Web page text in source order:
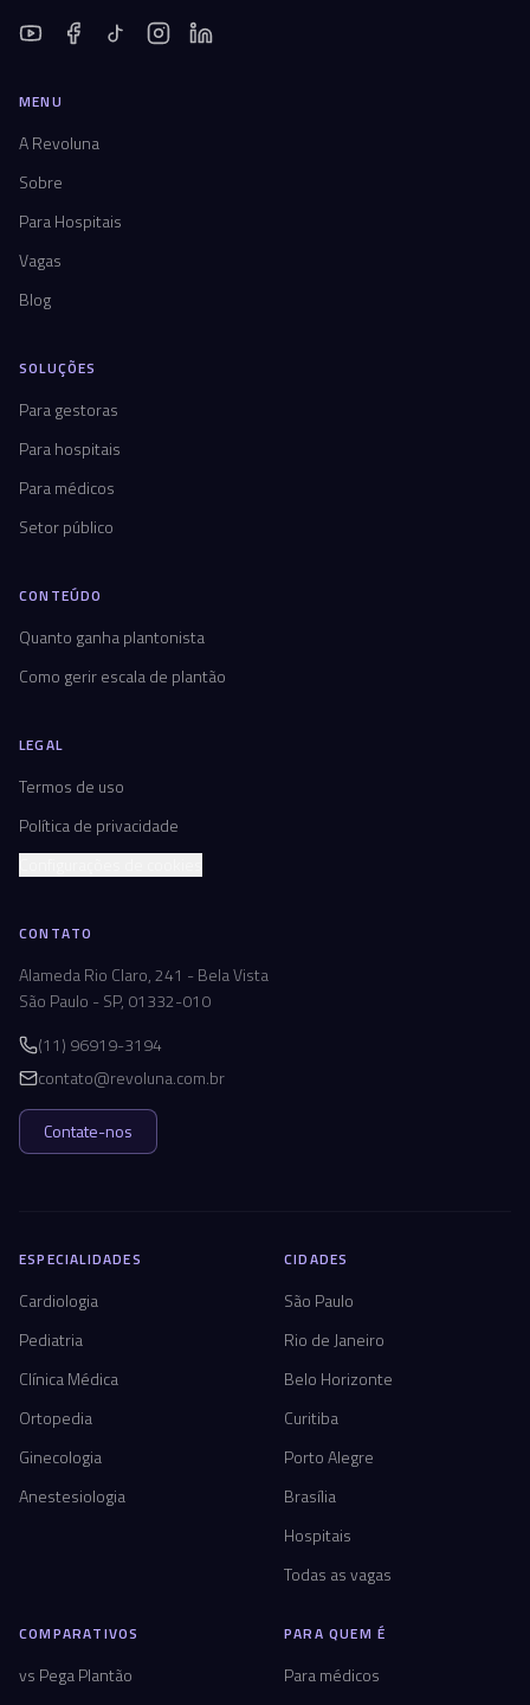
MENU
A Revoluna
Sobre
Para Hospitais
Vagas
Blog
SOLUÇÕES
Para gestoras
Para hospitais
Para médicos
Setor público
CONTEÚDO
Quanto ganha plantonista
Como gerir escala de plantão
LEGAL
Termos de uso
Política de privacidade
CONTATO
Alameda Rio Claro, 241 - Bela Vista
São Paulo - SP, 01332-010
(11) 96919-3194
contato@revoluna.com.br
Contate-nos
ESPECIALIDADES
Cardiologia
Pediatria
Clínica Médica
Ortopedia
Ginecologia
Anestesiologia
CIDADES
São Paulo
Rio de Janeiro
Belo Horizonte
Curitiba
Porto Alegre
Brasília
Hospitais
Todas as vagas
COMPARATIVOS
vs Pega Plantão
PARA QUEM É
Para médicos